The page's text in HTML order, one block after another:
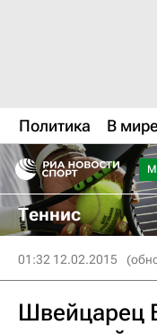
Политика В мире
Теннис
01:32 12.02.2015
Швейцарец